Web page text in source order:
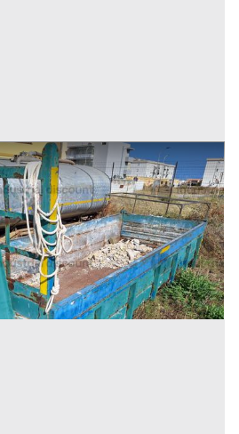
da 3mc